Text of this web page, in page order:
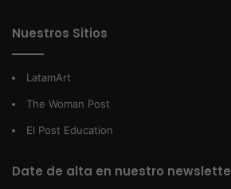
Nuestros Sitios
LatamArt
The Woman Post
El Post Education
Date de alta en nuestro